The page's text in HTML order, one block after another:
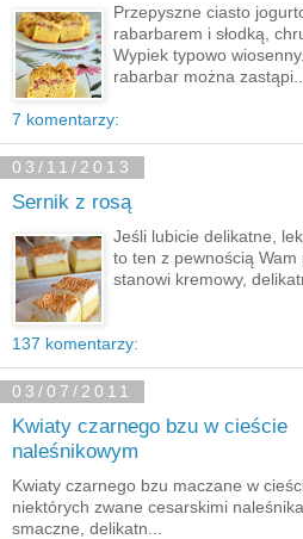
Przepyszne ciasto
rabarbarem i słodką,
Wypiek typowo
rabarbar można zastąpi...
7 komentarzy:
03/11/2013
Sernik z rosą
Jeśli lubicie delikatne,
to ten z pewnością
stanowi kremowy,
137 komentarzy:
03/07/2011
Kwiaty czarnego bzu w cieście
naleśnikowym
Kwiaty czarnego bzu maczane w
niektórych zwane cesarskimi
smaczne, delikatn...